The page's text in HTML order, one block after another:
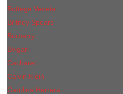
Bottega Veneta
Britney Spears
Burberry
Bvlgari
Cacharel
Calvin Klein
Carolina Herrera